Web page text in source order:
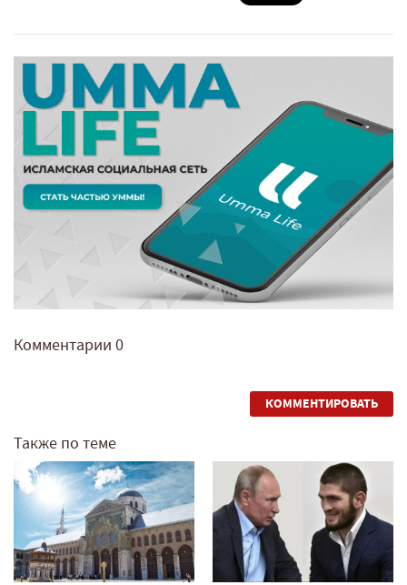
Комментарии 0
КОММЕНТИРОВАТЬ
Также по теме